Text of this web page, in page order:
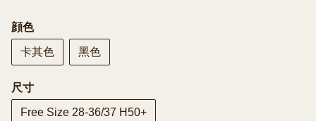
顔色
卡其色 黑色
尺寸
Free Size 28-36/37 H50+